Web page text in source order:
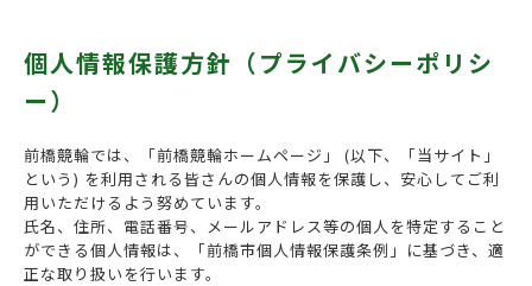
個人情報保護方針（プライバシーポリシ
ー）
前橋競輪では、「前橋競輪ホームページ」 (以下、「当サイト」
という) を利用される皆さんの個人情報を保護し、安心してご利
用いただけるよう努めています。
氏名、住所、電話番号、メールアドレス等の個人を特定すること
ができる個人情報は、「前橋市個人情報保護条例」に基づき、適
正な取り扱いを行います。